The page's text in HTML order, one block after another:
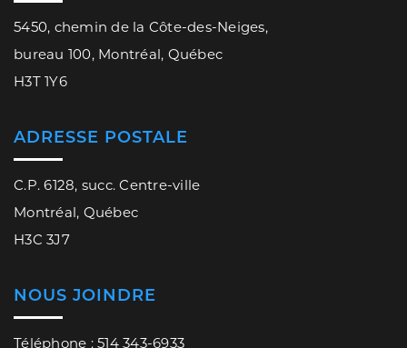
5450, chemin de la Côte-des-Neiges,
bureau 100, Montréal, Québec
H3T 1Y6
ADRESSE POSTALE
C.P. 6128, succ. Centre-ville
Montréal, Québec
H3C 3J7
NOUS JOINDRE
Téléphone : 514 343-6933